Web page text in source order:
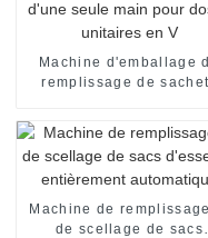
Machine d'emballage
remplissage de
ouverture d'une seule
pour doses unitaires
Machine de
de scellage de sacs